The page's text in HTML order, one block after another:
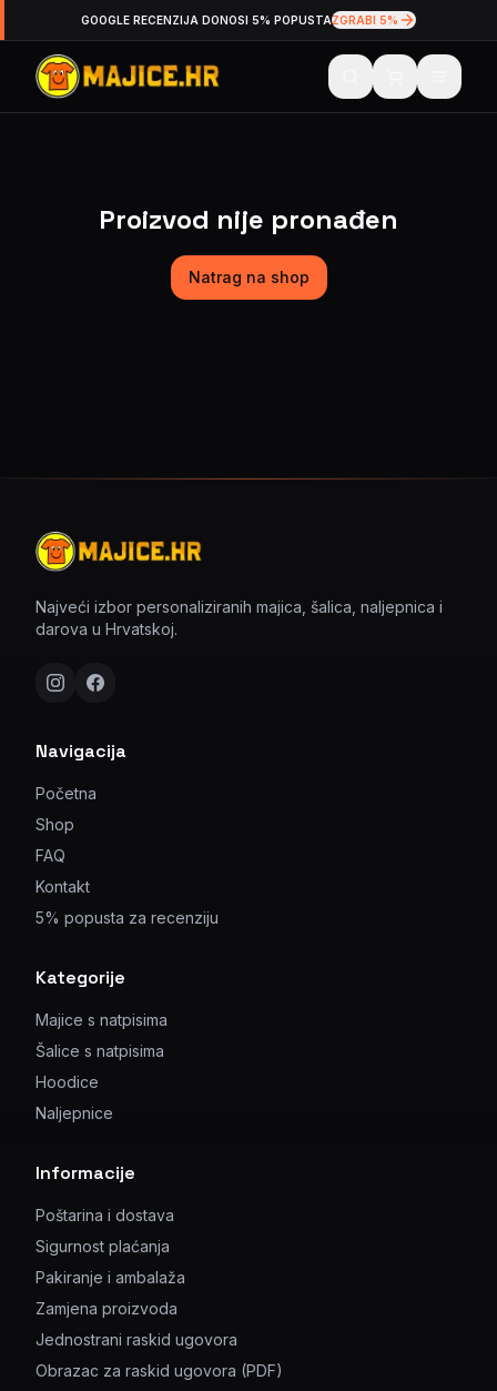
GOOGLE RECENZIJA DONOSI 5% POPUSTAZGRABI 5%
Proizvod nije pronađen
Natrag na shop
Najveći izbor personaliziranih majica, šalica, naljepnica i
darova u Hrvatskoj.
Navigacija
Početna
Shop
FAQ
Kontakt
5% popusta za recenziju
Kategorije
Majice s natpisima
Šalice s natpisima
Hoodice
Naljepnice
Informacije
Poštarina i dostava
Sigurnost plaćanja
Pakiranje i ambalaža
Zamjena proizvoda
Jednostrani raskid ugovora
Obrazac za raskid ugovora (PDF)